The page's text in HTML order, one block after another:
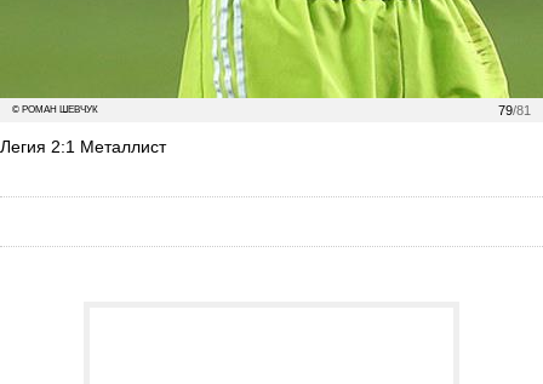
79/81
© РОМАН ШЕВЧУК
Легия 2:1 Металлист